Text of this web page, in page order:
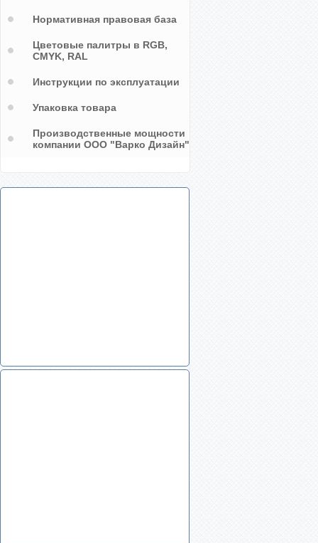
Нормативная правовая база
Цветовые палитры в RGB,
CMYK, RAL
Инструкции по эксплуатации
Упаковка товара
Производственные мощности
компании ООО "Варко Дизайн"